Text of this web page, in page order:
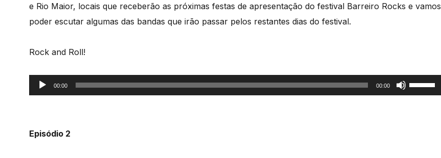
e Rio Maior, locais que receberão as próximas festas de apresentação do festival Barreiro Rocks e vamos
poder escutar algumas das bandas que irão passar pelos restantes dias do festival.
Rock and Roll!
Reprodutor
de
00:00 00:00
Use
as
Episódio 2